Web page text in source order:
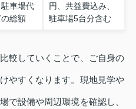
車場代
総額
円、共益費込み、
駐車場5台分含む
較していくことで、ご自身の
やすくなります。現地見学や
で設備や周辺環境を確認し、